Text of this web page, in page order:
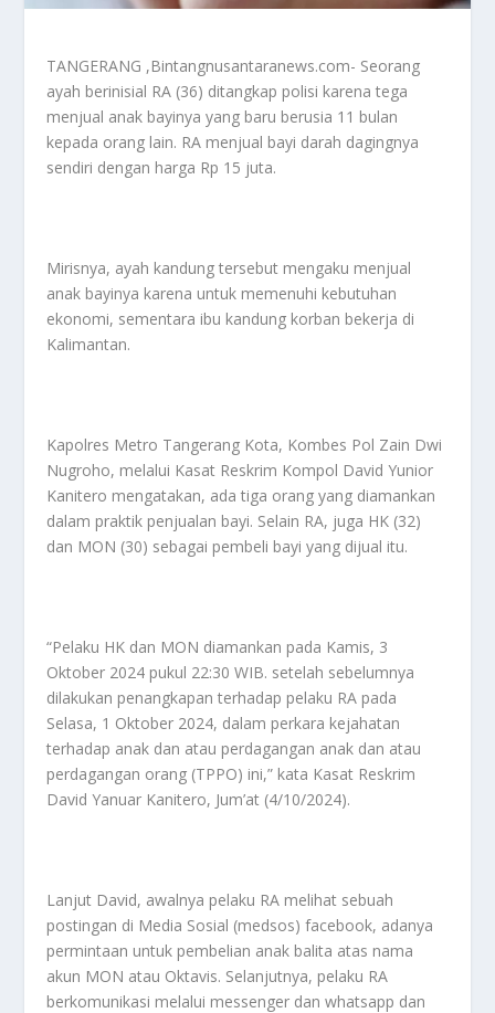
TANGERANG ,Bintangnusantaranews.com- Seorang
ayah berinisial RA (36) ditangkap polisi karena tega
menjual anak bayinya yang baru berusia 11 bulan
kepada orang lain. RA menjual bayi darah dagingnya
sendiri dengan harga Rp 15 juta.
Mirisnya, ayah kandung tersebut mengaku menjual
anak bayinya karena untuk memenuhi kebutuhan
ekonomi, sementara ibu kandung korban bekerja di
Kalimantan.
Kapolres Metro Tangerang Kota, Kombes Pol Zain Dwi
Nugroho, melalui Kasat Reskrim Kompol David Yunior
Kanitero mengatakan, ada tiga orang yang diamankan
dalam praktik penjualan bayi. Selain RA, juga HK (32)
dan MON (30) sebagai pembeli bayi yang dijual itu.
“Pelaku HK dan MON diamankan pada Kamis, 3
Oktober 2024 pukul 22:30 WIB. setelah sebelumnya
dilakukan penangkapan terhadap pelaku RA pada
Selasa, 1 Oktober 2024, dalam perkara kejahatan
terhadap anak dan atau perdagangan anak dan atau
perdagangan orang (TPPO) ini,” kata Kasat Reskrim
David Yanuar Kanitero, Jum’at (4/10/2024).
Lanjut David, awalnya pelaku RA melihat sebuah
postingan di Media Sosial (medsos) facebook, adanya
permintaan untuk pembelian anak balita atas nama
akun MON atau Oktavis. Selanjutnya, pelaku RA
berkomunikasi melalui messenger dan whatsapp dan